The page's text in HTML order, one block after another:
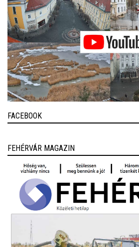
FACEBOOK
FEHÉRVÁR MAGAZIN